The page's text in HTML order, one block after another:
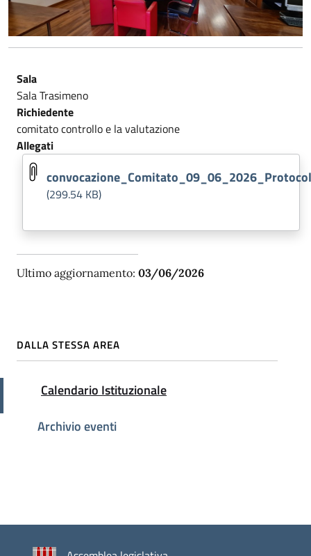
Sala
Sala Trasimeno
Richiedente
comitato controllo e la valutazione
Allegati
(299.54 KB)
Ultimo aggiornamento: 03/06/2026
DALLA STESSA AREA
Calendario IstituzionaleAttivo
Archivio eventi